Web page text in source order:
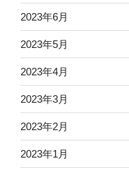
2023年6月
2023年5月
2023年4月
2023年3月
2023年2月
2023年1月